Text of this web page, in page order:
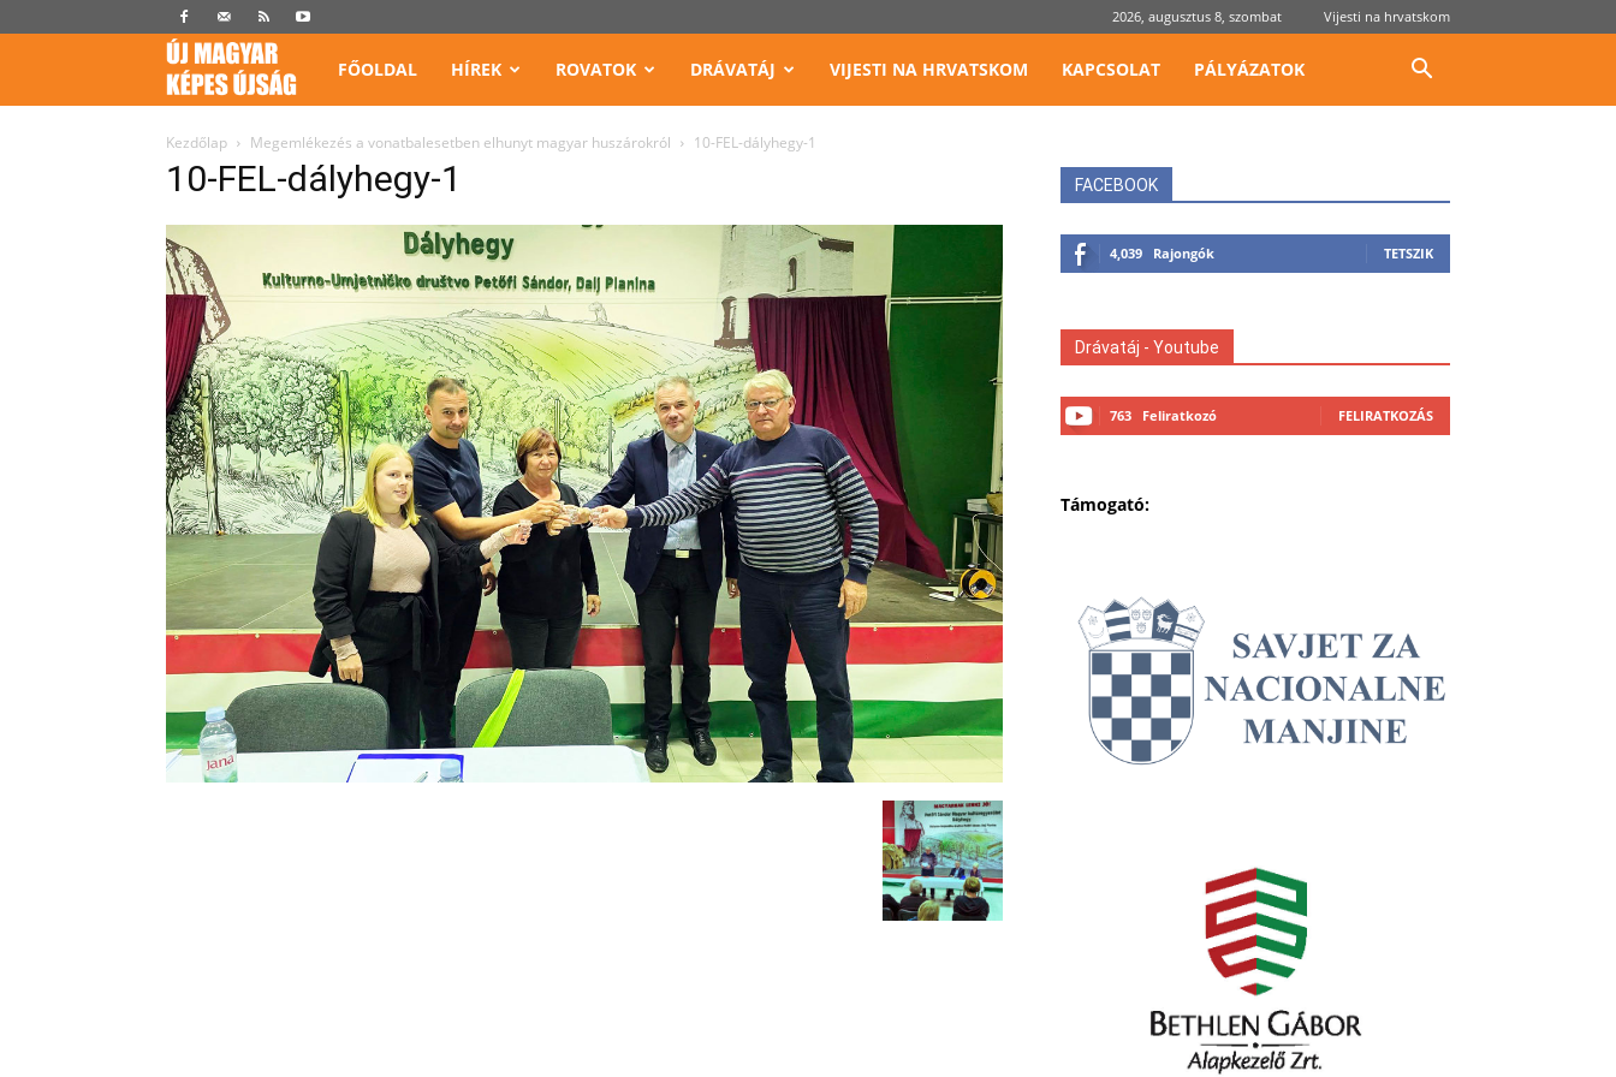
2026, augusztus 8, szombat Vijesti na hrvatskom
Képes
Újság
FŐOLDAL HÍREK ROVATOK DRÁVATÁJ VIJESTI NA HRVATSKOM KAPCSOLAT PÁLYÁZATOK
Kezdőlap Megemlékezés a vonatbalesetben elhunyt magyar huszárokról 10-FEL-dályhegy-1
10-FEL-dályhegy-1 FACEBOOK
4,039 Rajongók TETSZIK
Drávatáj - Youtube
763 Feliratkozó FELIRATKOZÁS
Támogató: